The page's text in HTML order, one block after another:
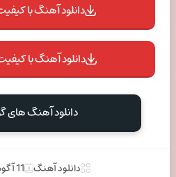
دانلود آهنگ با کیفیت
دانلود آهنگ با کیفیت
دانلود آهنگ
دانلود آهنگ 11 آگوست 2023